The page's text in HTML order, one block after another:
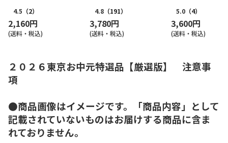
4.5 （2）
2,160円
(送料・税込)
4.8 （191）
3,780円
(送料・税込)
5.0 （4）
3,600円
(送料・税込)
２０２６東京お中元特選品【厳選版】 注意事
項
●商品画像はイメージです。「商品内容」として
記載されていないものはお届けする商品に含ま
れておりません。